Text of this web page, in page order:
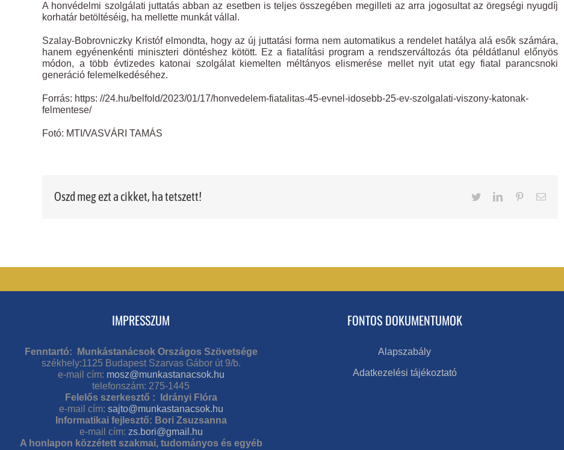
A honvédelmi szolgálati juttatás abban az esetben is teljes összegében megilleti az arra jogosultat az öregségi nyugdíj
korhatár betöltéséig, ha mellette munkát vállal.
Szalay-Bobrovniczky Kristóf elmondta, hogy az új juttatási forma nem automatikus a rendelet hatálya alá esők számára,
hanem egyénenkénti miniszteri döntéshez kötött. Ez a fiatalítási program a rendszerváltozás óta példátlanul előnyös
módon, a több évtizedes katonai szolgálat kiemelten méltányos elismerése mellet nyit utat egy fiatal parancsnoki
generáció felemelkedéséhez.
Forrás: https: //24.hu/belfold/2023/01/17/honvedelem-fiatalitas-45-evnel-idosebb-25-ev-szolgalati-viszony-katonak-
felmentese/
Fotó: MTI/VASVÁRI TAMÁS
Oszd meg ezt a cikket, ha tetszett! TwitterLinkedInPinterestEmail
IMPRESSZUM
Fenntartó: Munkástanácsok Országos Szövetsége
székhely:1125 Budapest Szarvas Gábor út 9/b.
e-mail cím: mosz@munkastanacsok.hu
telefonszám: 275-1445
Felelős szerkesztő : Idrányi Flóra
e-mail cím: sajto@munkastanacsok.hu
Informatikai fejlesztő: Bori Zsuzsanna
e-mail cím: zs.bori@gmail.hu
A honlapon közzétett szakmai, tudományos és egyéb
FONTOS DOKUMENTUMOK
Alapszabály
Adatkezelési tájékoztató